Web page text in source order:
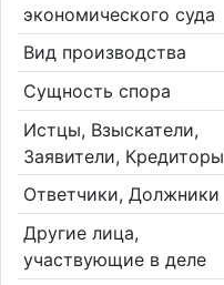
экономического суда
Вид производства
Сущность спора
Истцы, Взыскатели,
Заявители, Кредиторы
Ответчики, Должники
Другие лица,
участвующие в деле